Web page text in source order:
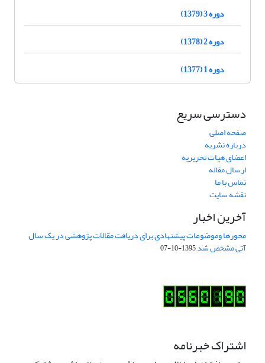
دوره 3 (1379)
دوره 2 (1378)
دوره 1 (1377)
دسترسی سریع
صفحه اصلی
درباره نشریه
اعضای هیات تحریریه
ارسال مقاله
تماس با ما
نقشه سایت
آخرین اخبار
محورها وموضوعات پیشنهادی برای دریافت مقالات پژوهشی در یک سال
آتی مشخص شد1395-10-07
اشتراک خبرنامه